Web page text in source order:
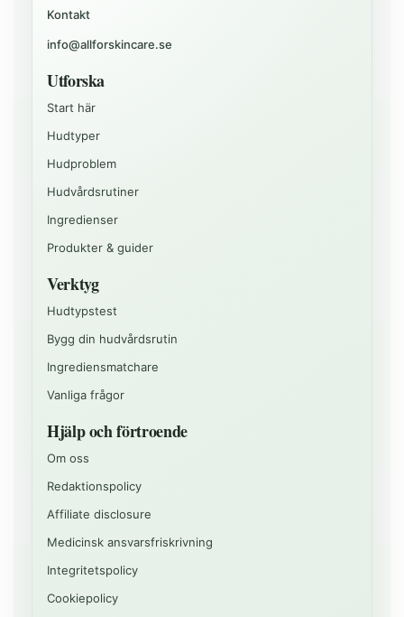
Kontakt
info@allforskincare.se
Utforska
Start här
Hudtyper
Hudproblem
Hudvårdsrutiner
Ingredienser
Produkter & guider
Verktyg
Hudtypstest
Bygg din hudvårdsrutin
Ingrediensmatchare
Vanliga frågor
Hjälp och förtroende
Om oss
Redaktionspolicy
Affiliate disclosure
Medicinsk ansvarsfriskrivning
Integritetspolicy
Cookiepolicy